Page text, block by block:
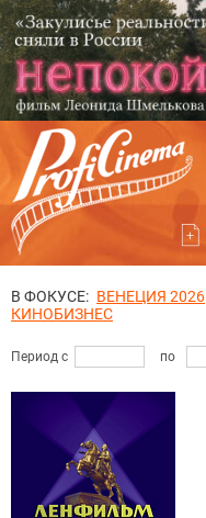
В ФОКУСЕ: ВЕНЕЦИЯ 2026
КИНОБИЗНЕС
Период с по